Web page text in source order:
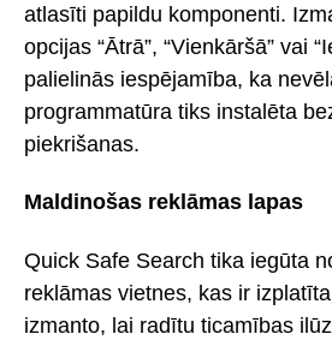
atlasīti papildu komponenti.
opcijas “Ātrā”, “Vienkāršā” vai
palielinās iespējamība, ka
programmatūra tiks instalēta
piekrišanas.
Maldinošas reklāmas lapas
Quick Safe Search tika iegūta
reklāmas vietnes, kas ir
izmanto, lai radītu ticamības